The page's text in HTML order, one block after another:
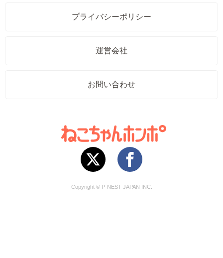
プライバシーポリシー
運営会社
お問い合わせ
Copyright © P-NEST JAPAN INC.